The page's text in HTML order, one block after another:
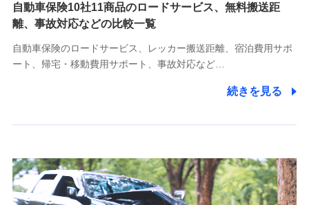
10.受託業務の 個人情報
受託業務の遂行およびこれらに準ずる業務の遂行のため
11.マイカー通勤管理クラウド並びに法人向けASPサー
をお送りするため
分析するため
当社の対応品質向上やお問い合わせ内容の正確な把握のため
個人情報保護管理者の職名、連絡先
自動車保険10社11商品のロードサービス、無料搬送距
離、事故対応などの比較一覧
自動車保険のロードサービス、レッカー搬送距離、宿泊費用サポ
ート、帰宅・移動費用サポート、事故対応など…
続きを見る